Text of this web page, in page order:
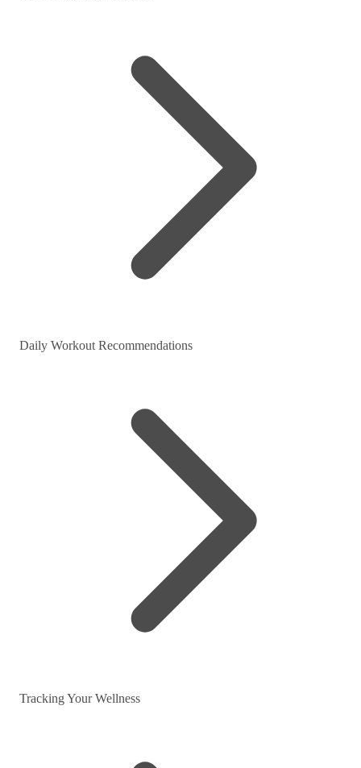
Daily Workout Recommendations
Tracking Your Wellness